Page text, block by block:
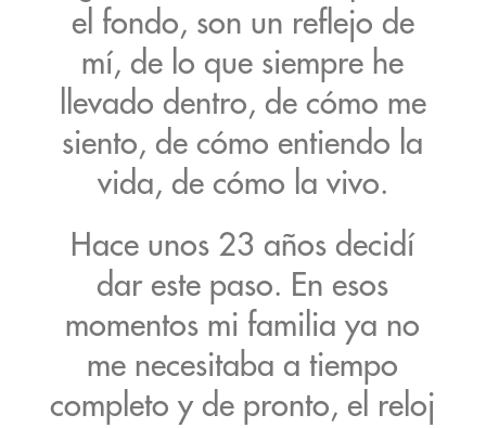
el fondo, son un reflejo de
mí, de lo que siempre he
llevado dentro, de cómo me
siento, de cómo entiendo la
vida, de cómo la vivo.
Hace unos 23 años decidí
dar este paso. En esos
momentos mi familia ya no
me necesitaba a tiempo
completo y de pronto, el reloj